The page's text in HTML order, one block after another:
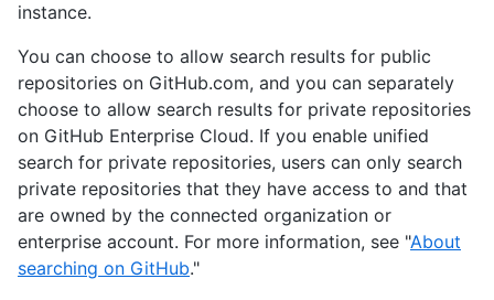
instance.
You can choose to allow search results for public
repositories on GitHub.com, and you can separately
choose to allow search results for private repositories
on GitHub Enterprise Cloud. If you enable unified
search for private repositories, users can only search
private repositories that they have access to and that
are owned by the connected organization or
enterprise account. For more information, see "About
searching on GitHub."